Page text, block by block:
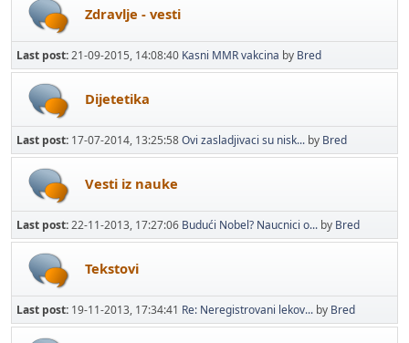
Zdravlje - vesti
Last post:21-09-2015, 14:08:40 Kasni MMR vakcina by Bred
Dijetetika
Last post: 17-07-2014, 13:25:58Ovi zasladjivaci su nisk... by Bred
Vesti iz nauke
Last post:22-11-2013, 17:27:06 Budući Nobel? Naucnici o... by Bred
Tekstovi
Last post: 19-11-2013, 17:34:41 Re: Neregistrovani lekov... by Bred